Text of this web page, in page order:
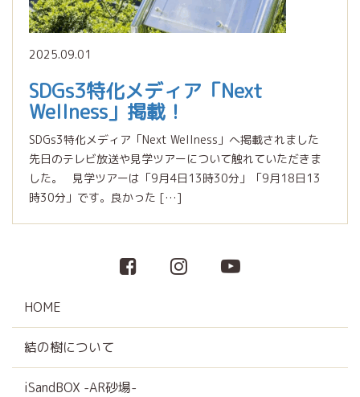
2025.09.01
SDGs3特化メディア「Next
Wellness」掲載！
SDGs3特化メディア「Next Wellness」へ掲載されました
先日のテレビ放送や見学ツアーについて触れていただきま
した。 見学ツアーは「9月4日13時30分」「9月18日13
時30分」です。良かった […]
HOME
結の樹について
iSandBOX -AR砂場-